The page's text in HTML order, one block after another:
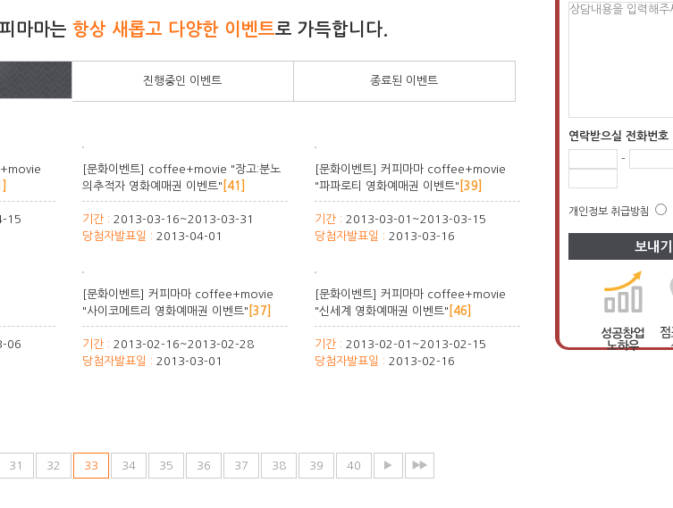
연락받으실 전화번호
-
개인정보 취급방침
마마는 항상 새롭고 다양한 이벤트로 가득합니다.
진행중인 이벤트 종료된 이벤트
15
[문화이벤트] coffee+movie "장고:분노
의추적자 영화예매권 이벤트" [41]
기간 : 2013-03-16~2013-03-31
당첨자발표일 : 2013-04-01
[문화이벤트] 커피마마 coffee+movie
"파파로티 영화예매권 이벤트" [39]
기간 : 2013-03-01~2013-03-15
당첨자발표일 : 2013-03-16
06
[문화이벤트] 커피마마 coffee+movie
"사이코메트리 영화예매권 이벤트" [37]
기간 : 2013-02-16~2013-02-28
당첨자발표일 : 2013-03-01
[문화이벤트] 커피마마 coffee+movie
"신세계 영화예매권 이벤트" [46]
기간 : 2013-02-01~2013-02-15
당첨자발표일 : 2013-02-16
31 32 33 34 35 36 37 38 39 40